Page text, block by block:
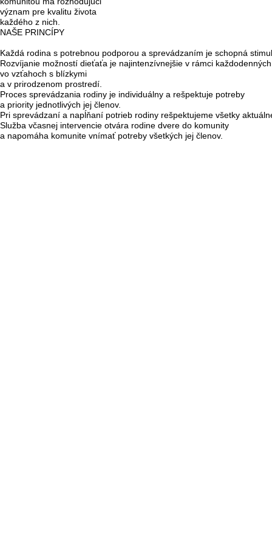
význam pre kvalitu života
každého z nich.
NAŠE PRINCÍPY
Každá rodina s potrebnou podporou a sprevádzaním je schopná
Rozvíjanie možností dieťaťa je najintenzívnejšie v rámci
vo vzťahoch s blízkymi
a v prirodzenom prostredí.
Proces sprevádzania rodiny je individuálny a rešpektuje potreby
a priority jednotlivých jej členov.
Pri sprevádzaní a napĺňaní potrieb rodiny rešpektujeme všetky
Služba včasnej intervencie otvára rodine dvere do komunity
a napomáha komunite vnímať potreby všetkých jej členov.